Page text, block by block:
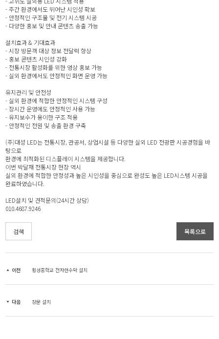
- 주간 환경에서도 뛰어난 시인성 확보
- 안정적인 구조물 및 전기 시스템 시공
- 다양한 홍보 및 안내 콘텐츠 송출 가능
설치효과 & 기대효과
- 시장 방문객 대상 정보 전달력 향상
- 홍보 콘텐츠 시인성 강화
- 전통시장 활성화를 위한 영상 홍보 가능
- 실외 환경에서도 안정적인 화면 운영 가능
유지관리 및 안전성
- 실외 환경에 적합한 안정적인 시스템 구성
- 장시간 운영에도 안정적인 사용 가능
- 유지보수가 용이한 구조 적용
- 안정적인 전원 및 송출 환경 구축
(주)대성 LED는 전통시장, 관공서, 상업시설 등 다양한 실외 LED 전광판 시공경험을 바
탕으로
환경에 최적화된 디스플레이 시스템을 제공합니다.
이번 박달재 전통시장 현장 역시
실외 환경에 적합한 안정성과 높은 시인성을 중심으로 완성도 높은 LED시스템 시공을
완료하였습니다.
LED설치 및 견적문의(24시간 상담)
010.4687.9246
검색 목록으로
이전 횡성중학교 전자현수막 설치
다음 창문 설치